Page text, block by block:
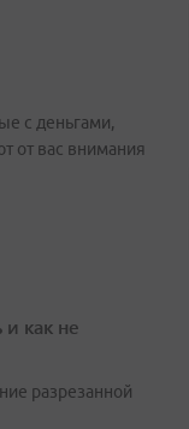
с деньгами,
от вас внимания
как не
разрезанной